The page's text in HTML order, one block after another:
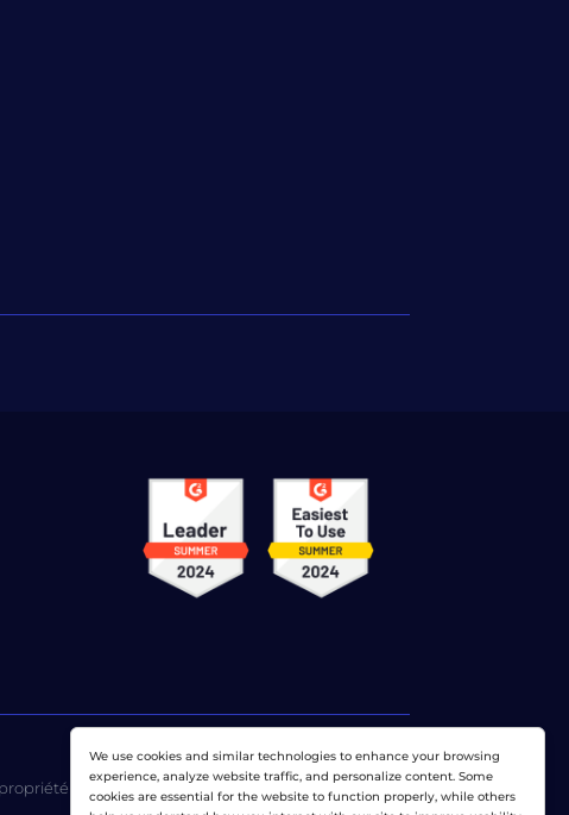
exclusive de Dotcom-Monitor, Inc .
We use cookies and similar technologies to enhance your browsing
experience, analyze website traffic, and personalize content. Some
cookies are essential for the website to function properly, while others